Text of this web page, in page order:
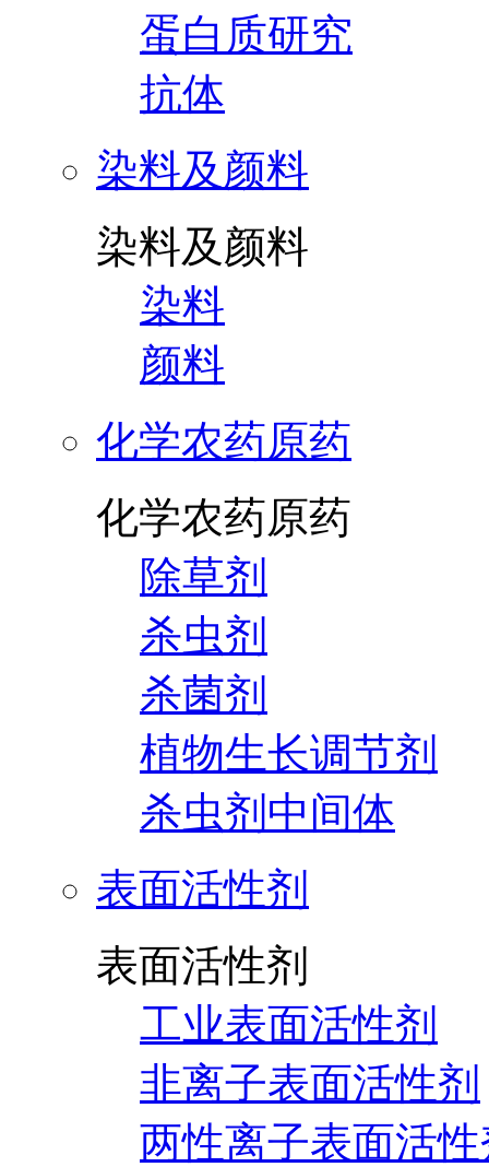
蛋白质研究
抗体
染料及颜料
染料及颜料
染料
颜料
化学农药原药
化学农药原药
除草剂
杀虫剂
杀菌剂
植物生长调节剂
杀虫剂中间体
表面活性剂
表面活性剂
工业表面活性剂
非离子表面活性剂
两性离子表面活